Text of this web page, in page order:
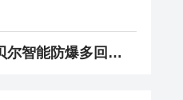
Z45-24W贝尔智能防爆多回转阀门电动装置 执行机构